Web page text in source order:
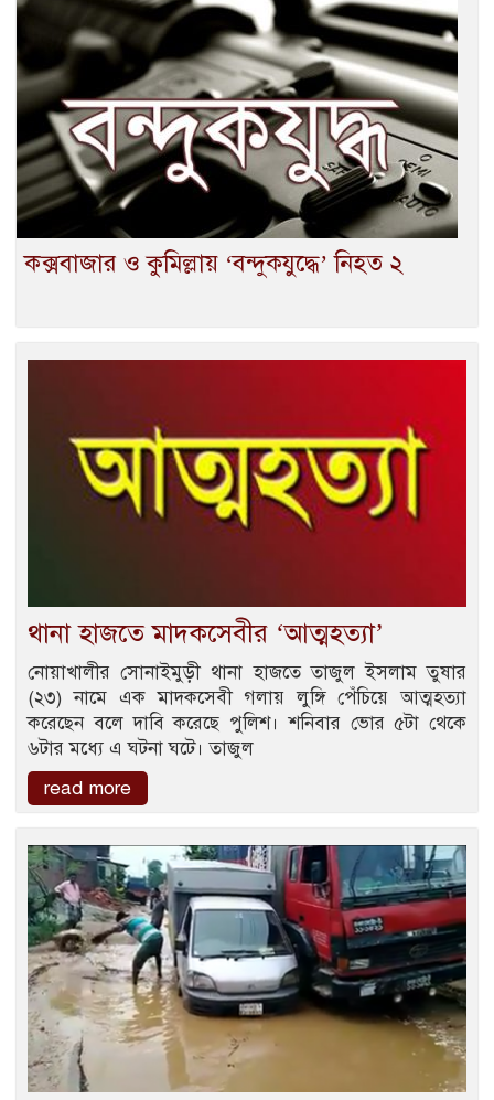
কক্সবাজার ও কুমিল্লায় ‘বন্দুকযুদ্ধে’ নিহত ২
থানা হাজতে মাদকসেবীর ‘আত্মহত্যা’
নোয়াখালীর সোনাইমুড়ী থানা হাজতে তাজুল ইসলাম তুষার
(২৩) নামে এক মাদকসেবী গলায় লুঙ্গি পেঁচিয়ে আত্মহত্যা
করেছেন বলে দাবি করেছে পুলিশ। শনিবার ভোর ৫টা থেকে
৬টার মধ্যে এ ঘটনা ঘটে। তাজুল
read more